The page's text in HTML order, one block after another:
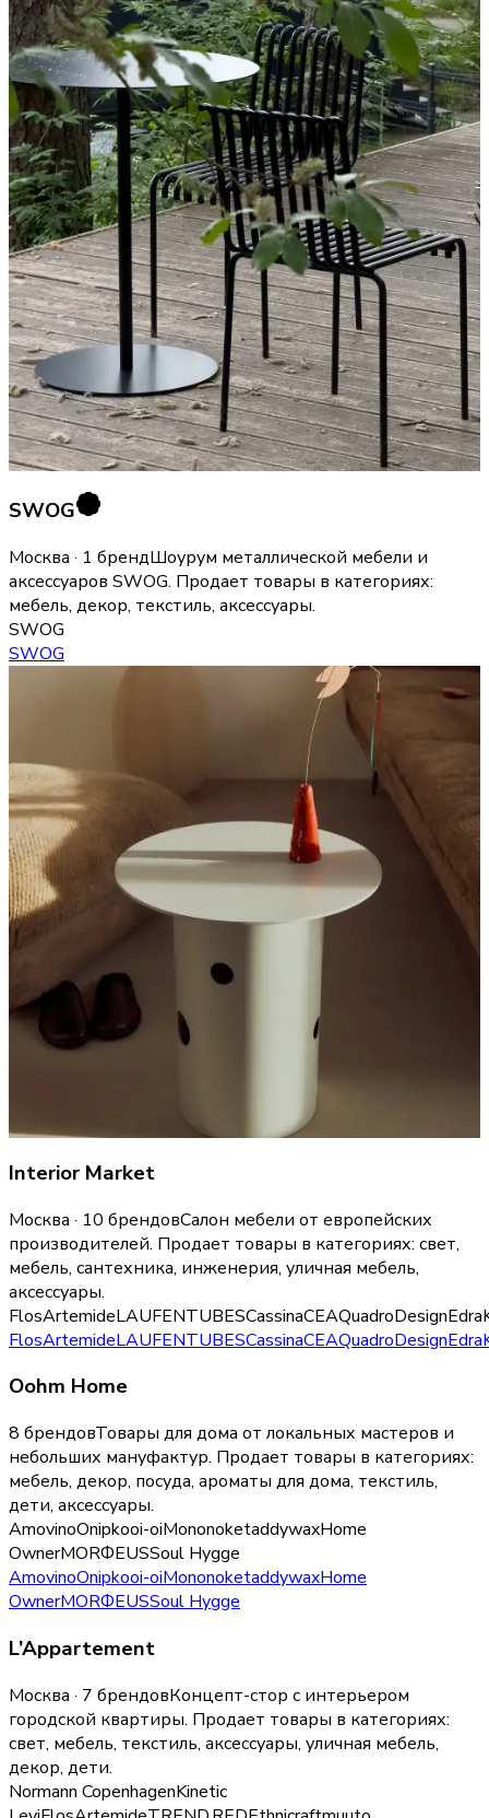
SWOG
Москва · 1 брендШоурум металлической мебели и
аксессуаров SWOG. Продает товары в категориях:
мебель, декор, текстиль, аксессуары.
SWOG
SWOG
Interior Market
Москва · 10 брендовСалон мебели от европейских
производителей. Продает товары в категориях: свет,
мебель, сантехника, инженерия, уличная мебель,
аксессуары.
FlosArtemideLAUFENTUBESCassinaCEAQuadroDesignEdra
FlosArtemideLAUFENTUBESCassinaCEAQuadroDesignEdra
Oohm Home
8 брендовТовары для дома от локальных мастеров и
небольших мануфактур. Продает товары в категориях:
мебель, декор, посуда, ароматы для дома, текстиль,
дети, аксессуары.
AmovinoOnipkooi-oiMononoketaddywaxHome
OwnerMORФEUSSoul Hygge
AmovinoOnipkooi-oiMononoketaddywaxHome
OwnerMORФEUSSoul Hygge
L’Appartement
Москва · 7 брендовКонцепт-стор с интерьером
городской квартиры. Продает товары в категориях:
свет, мебель, текстиль, аксессуары, уличная мебель,
декор, дети.
Normann CopenhagenKinetic